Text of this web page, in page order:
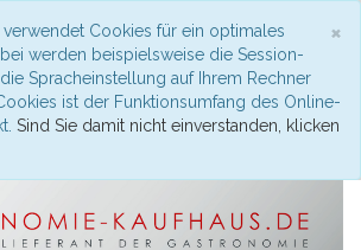
×
Cookies für ein optimales
werden beispielsweise die Session-
Spracheinstellung auf Ihrem Rechner
ist der Funktionsumfang des Online-
Sind Sie damit nicht einverstanden, klicken